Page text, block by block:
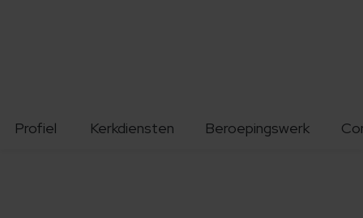
Profiel Kerkdiensten Beroepingswerk